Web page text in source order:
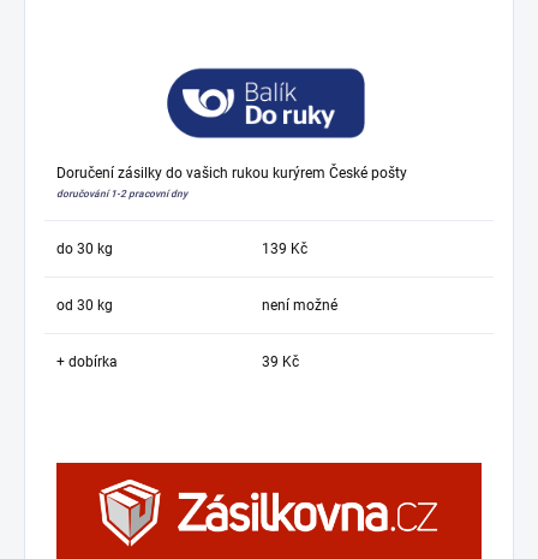
Doručení zásilky do vašich rukou kurýrem České pošty
doručování 1-2 pracovní dny
do 30 kg 139 Kč
od 30 kg není možné
+ dobírka 39 Kč